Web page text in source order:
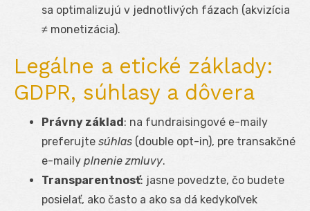
sa optimalizujú v jednotlivých fázach (akvizícia
≠ monetizácia).
Legálne a etické základy:
GDPR, súhlasy a dôvera
Právny základ: na fundraisingové e-maily
preferujte súhlas (double opt-in), pre transakčné
e-maily plnenie zmluvy.
Transparentnosť: jasne povedzte, čo budete
posielať, ako často a ako sa dá kedykoľvek